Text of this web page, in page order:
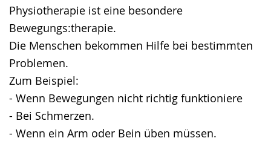
angezeigt.
Physiotherapie ist eine besondere
Bewegungs:therapie.
Die Menschen bekommen Hilfe bei bestimmten
Problemen.
Zum Beispiel:
- Wenn Bewegungen nicht richtig funktioniere
- Bei Schmerzen.
- Wenn ein Arm oder Bein üben müssen.